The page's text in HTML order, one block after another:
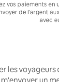
vos paiements
de l'argent
avec
les voyageurs